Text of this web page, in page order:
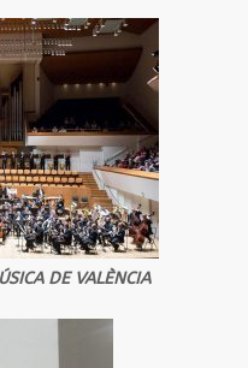
DE VALÈNCIA